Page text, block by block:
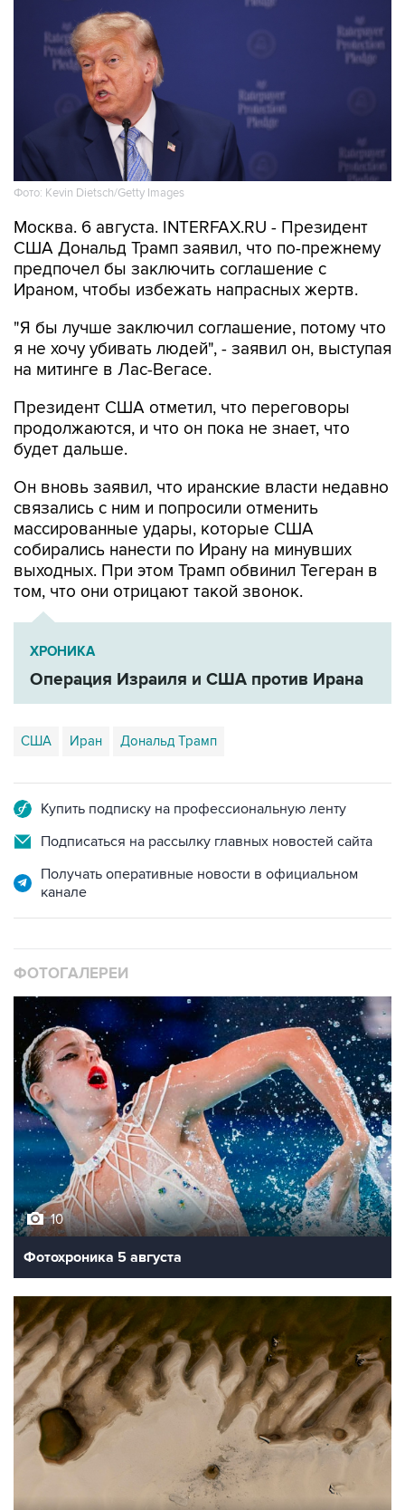
Фото: Kevin Dietsch/Getty Images
Москва. 6 августа. INTERFAX.RU - Президент
предпочел бы заключить соглашение с
Ираном, чтобы избежать напрасных жертв.
"Я бы лучше заключил соглашение, потому что
на митинге в Лас-Вегасе.
Президент США отметил, что переговоры
будет дальше.
Он вновь заявил, что иранские власти недавно
массированные удары, которые США
собирались нанести по Ирану на минувших
выходных. При этом Трамп обвинил Тегеран в
том, что они отрицают такой звонок.
ХРОНИКА
Операция Израиля и США против Ирана
США Иран Дональд Трамп
Подписаться на рассылку главных новостей сайта
Получать оперативные новости в официальном
канале
10
Фотохроника 5 августа